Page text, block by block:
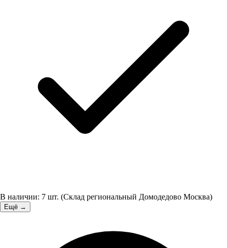
В наличии: 7 шт. (Склад региональный Домодедово Москва)
Ещё →